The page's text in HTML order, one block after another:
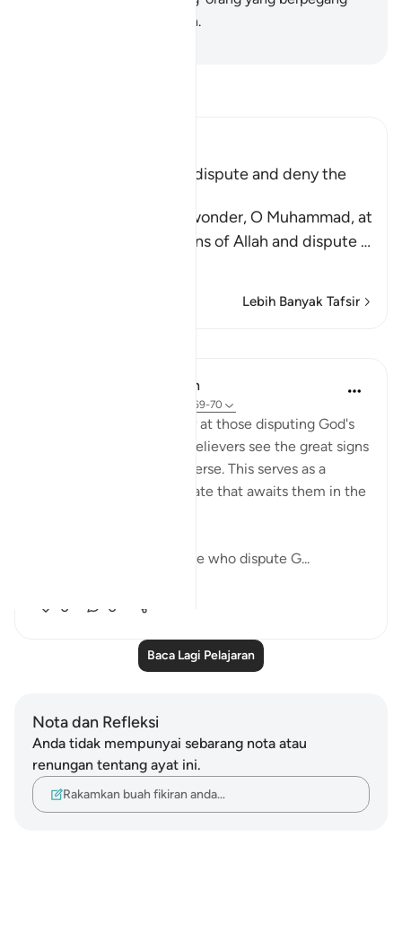
The End of Those Who dispute and deny the
Allah says, `do you not wonder, O Muhammad, at
those who deny the signs of Allah and dispute …
Lebih Banyak Tafsir
In the Shade of the Quran
ayat 40:69-70
These verses first wonder at those disputing God's
revelations when the unbelievers see the great signs
He has placed in the universe. This serves as a
prelude to outlining the fate that awaits them in the
"Do you not see how those who dispute G...
0 0
Baca Lagi Pelajaran
kepada perkara yang salah.
Nota dan Refleksi
Anda tidak mempunyai sebarang nota atau
renungan tentang ayat ini.
Rakamkan buah fikiran anda…